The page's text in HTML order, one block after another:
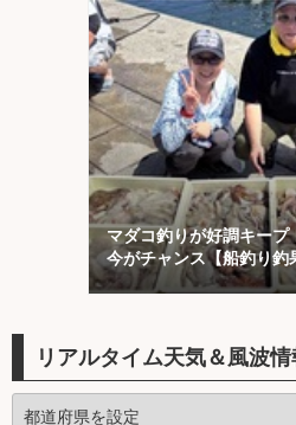
マダコ釣りが好調キープ
今がチャンス【船釣り釣
知】
リアルタイム天気＆風波情